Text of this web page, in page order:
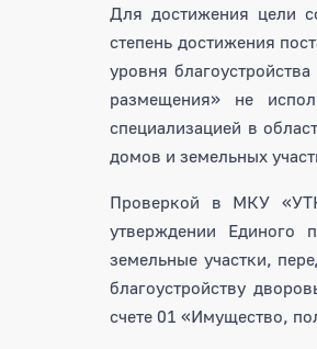
Для достижения цели
степень достижения
уровня
размещения» не
специализацией в
домов и земельных
Проверкой в МКУ
утверждении Единого
земельные участки,
благоустройству
счете 01 «Имущество,